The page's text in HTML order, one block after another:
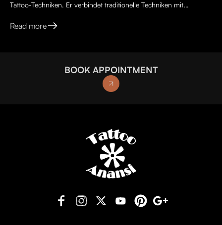
Tattoo-Techniken. Er verbindet traditionelle Techniken mit
Read more
BOOK APPOINTMENT